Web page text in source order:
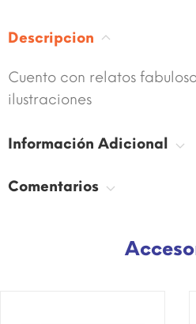
Descripcion
Cuento con relatos
ilustraciones
Información Adicional
Comentarios